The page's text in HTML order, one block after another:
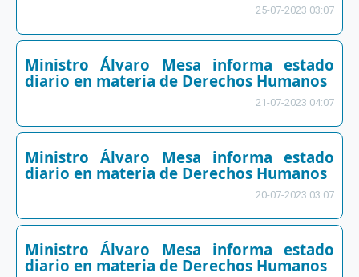
25-07-2023 03:07
Ministro Álvaro Mesa informa estado
diario en materia de Derechos Humanos
21-07-2023 04:07
Ministro Álvaro Mesa informa estado
diario en materia de Derechos Humanos
20-07-2023 03:07
Ministro Álvaro Mesa informa estado
diario en materia de Derechos Humanos